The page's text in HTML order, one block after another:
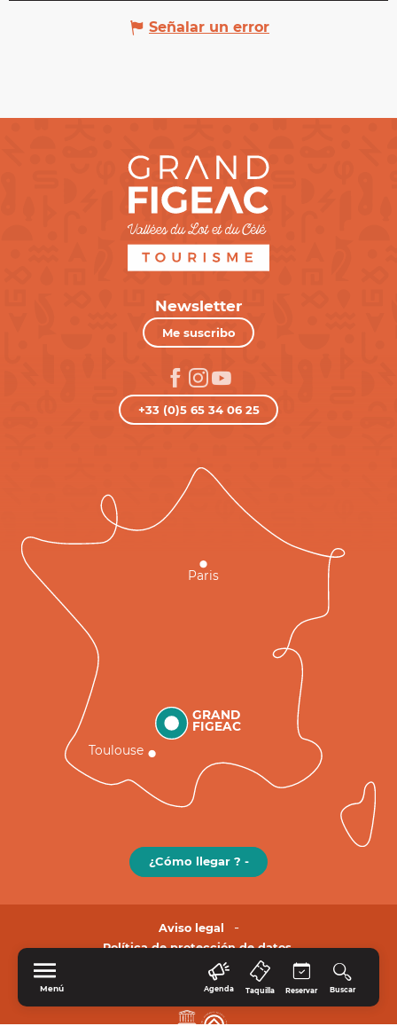
Menú Agenda Taquilla Reservar Buscar
Señalar un error
Newsletter
Me suscribo
+33 (0)5 65 34 06 25
GRAND
FIGEAC
Toulouse
Paris
¿Cómo llegar ? -
Aviso legal
Política de protección de datos.